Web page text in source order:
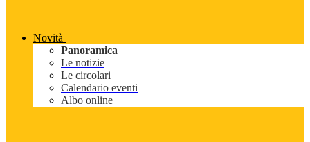
Novità
Panoramica
Le notizie
Le circolari
Calendario eventi
Albo online